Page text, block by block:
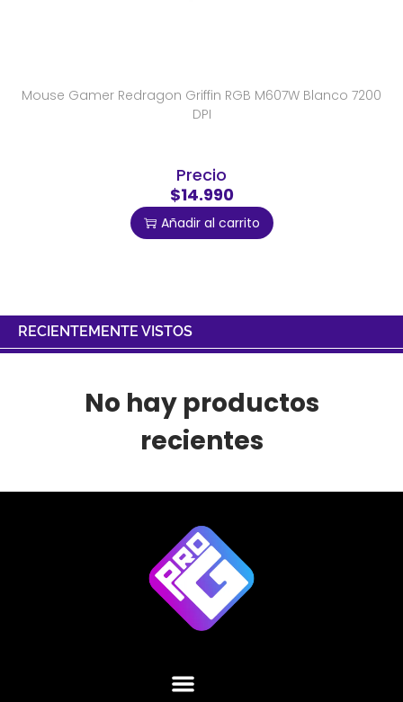
Mouse Gamer Redragon Griffin RGB M607W Blanco 7200
DPI
Precio
$14.990
Añadir al carrito
RECIENTEMENTE VISTOS
No hay productos
recientes